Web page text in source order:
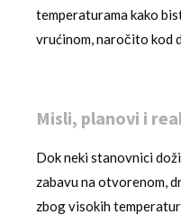
temperaturama kako
vrućinom, naročito kod
Misli, planovi i
Dok neki stanovnici
zabavu na otvorenom,
zbog visokih